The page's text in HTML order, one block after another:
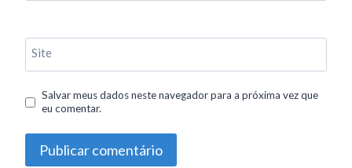
Site
Salvar meus dados neste navegador para a próxima vez que
eu comentar.